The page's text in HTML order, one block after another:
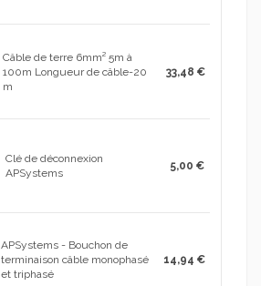
Câble de terre 6mm² 5m à
100m Longueur de câble-20
m
33,48 €
Clé de déconnexion
APSystems
5,00 €
APSystems - Bouchon de
terminaison câble monophasé
et triphasé
14,94 €